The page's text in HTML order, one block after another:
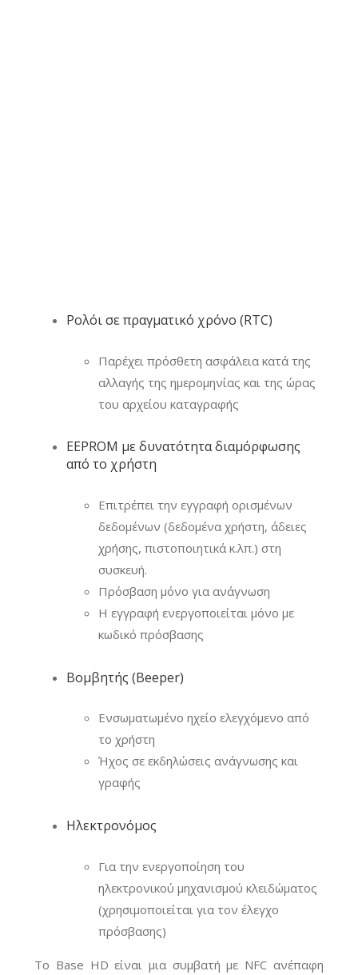
Ρολόι σε πραγματικό χρόνο (RTC)
Παρέχει πρόσθετη ασφάλεια κατά της
αλλαγής της ημερομηνίας και της ώρας
του αρχείου καταγραφής
EEPROM με δυνατότητα διαμόρφωσης
από το χρήστη
Επιτρέπει την εγγραφή ορισμένων
δεδομένων (δεδομένα χρήστη, άδειες
χρήσης, πιστοποιητικά κ.λπ.) στη
συσκευή.
Πρόσβαση μόνο για ανάγνωση
Η εγγραφή ενεργοποιείται μόνο με
κωδικό πρόσβασης
Βομβητής (Beeper)
Ενσωματωμένο ηχείο ελεγχόμενο από
το χρήστη
Ήχος σε εκδηλώσεις ανάγνωσης και
γραφής
Ηλεκτρονόμος
Για την ενεργοποίηση του
ηλεκτρονικού μηχανισμού κλειδώματος
(χρησιμοποιείται για τον έλεγχο
πρόσβασης)
Το Base HD είναι μια συμβατή με NFC ανέπαφη